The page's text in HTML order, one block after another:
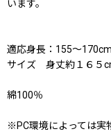
います。
適応身長：155〜170cm
サイズ 身丈約１６５
綿100％
※PC環境によっては実